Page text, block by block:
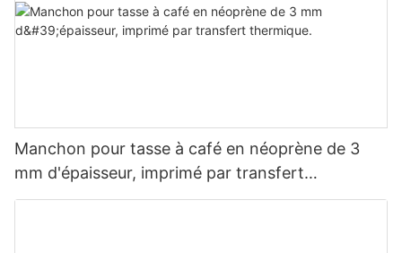
Manchon pour tasse à café en néoprène de 3
mm d'épaisseur, imprimé par transfert
thermique.